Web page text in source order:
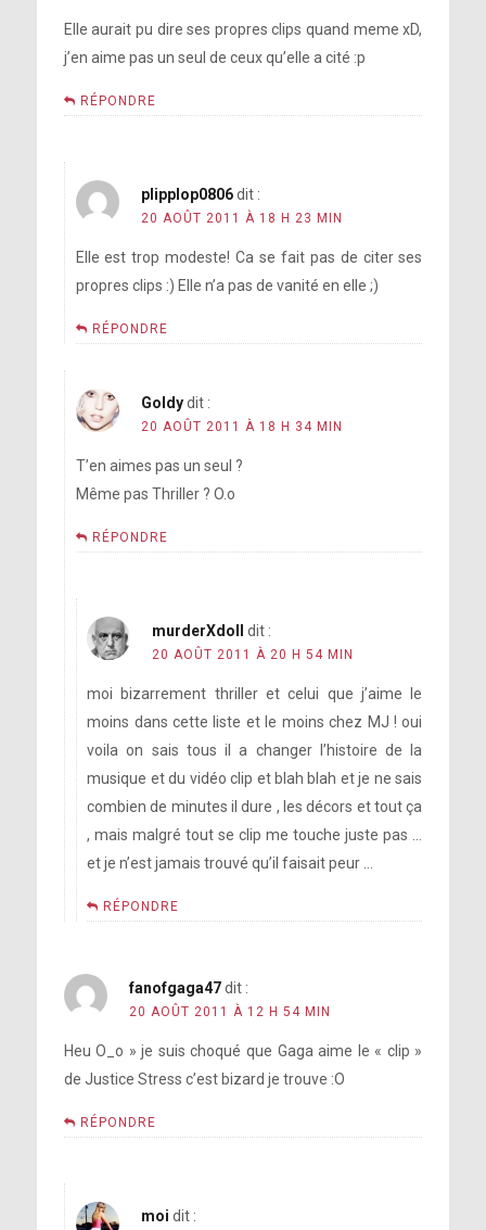
Elle aurait pu dire ses propres clips quand meme xD,
j’en aime pas un seul de ceux qu’elle a cité :p
RÉPONDRE
plipplop0806 dit :
20 AOÛT 2011 À 18 H 23 MIN
Elle est trop modeste! Ca se fait pas de citer ses
propres clips :) Elle n’a pas de vanité en elle ;)
RÉPONDRE
Goldy dit :
20 AOÛT 2011 À 18 H 34 MIN
T’en aimes pas un seul ?
Même pas Thriller ? O.o
RÉPONDRE
murderXdoll dit :
20 AOÛT 2011 À 20 H 54 MIN
moi bizarrement thriller et celui que j’aime le
moins dans cette liste et le moins chez MJ ! oui
voila on sais tous il a changer l’histoire de la
musique et du vidéo clip et blah blah et je ne sais
combien de minutes il dure , les décors et tout ça
, mais malgré tout se clip me touche juste pas …
et je n’est jamais trouvé qu’il faisait peur …
RÉPONDRE
fanofgaga47 dit :
20 AOÛT 2011 À 12 H 54 MIN
Heu O_o » je suis choqué que Gaga aime le « clip »
de Justice Stress c’est bizard je trouve :O
RÉPONDRE
moi dit :